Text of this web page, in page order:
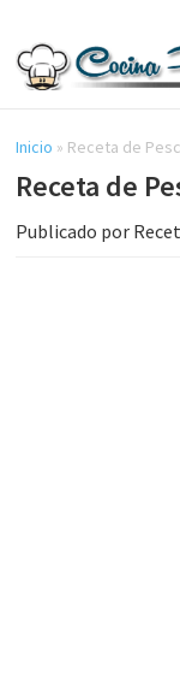
contenido
lateral
principal
Cocina
Peruana,
Recetas
de
Comida
Inicio » Receta de
Receta de
Publicado por